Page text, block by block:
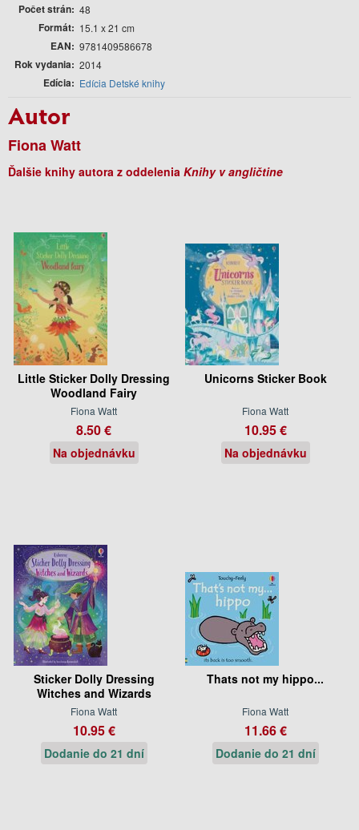
Počet strán 48
Formát 15.1 x 21 cm
EAN 9781409586678
Rok vydania 2014
Edícia Edícia Detské knihy
Autor
Fiona Watt
Ďalšie knihy autora z oddelenia Knihy v angličtine
Little Sticker Dolly Dressing
Woodland Fairy
Fiona Watt
8.50 €
Na objednávku
Unicorns Sticker Book
Fiona Watt
10.95 €
Na objednávku
Sticker Dolly Dressing
Witches and Wizards
Fiona Watt
10.95 €
Dodanie do 21 dní
Thats not my hippo...
Fiona Watt
11.66 €
Dodanie do 21 dní